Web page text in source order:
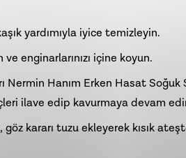
yardımıyla iyice temizleyin.
enginarlarınızı içine koyun.
Nermin Hanım Erken Hasat Soğuk
ilave edip kavurmaya devam
kararı tuzu ekleyerek kısık